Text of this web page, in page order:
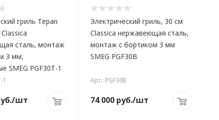
гриль Tepan
сталь, монтаж
3 мм,
поворотные SMEG PGF30T-1
1
/шт
Электрический гриль, 30 см
Classica нержавеющая сталь,
монтаж с бортиком 3 мм
SMEG PGF30B
Арт.: PGF30B
74 000 руб./шт